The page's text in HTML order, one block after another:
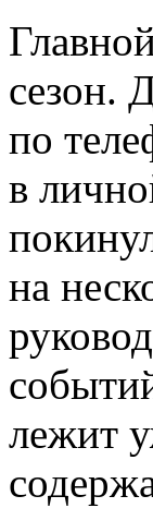
сезон.
по
в
на
лежит